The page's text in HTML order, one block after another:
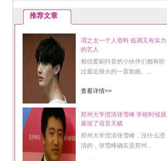
推荐文章
谓之太一个人资料 低调又有实力
的艺人
相信爱刷抖音的小伙伴们都有听
过最近很火的一首歌曲。...
查看详情>>
郑州大学澄清张雪峰 学校时候就
展现了语言天赋
郑州大学澄清张雪峰，没什么澄
清的，张雪峰确实是郑州...